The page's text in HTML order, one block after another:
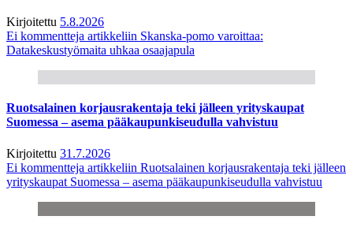
Kirjoitettu 5.8.2026
Ei kommentteja artikkeliin Skanska-pomo varoittaa:
Datakeskustyömaita uhkaa osaajapula
Ruotsalainen korjausrakentaja teki jälleen yrityskaupat
Suomessa – asema pääkaupunkiseudulla vahvistuu
Kirjoitettu 31.7.2026
Ei kommentteja artikkeliin Ruotsalainen korjausrakentaja teki jälleen
yrityskaupat Suomessa – asema pääkaupunkiseudulla vahvistuu